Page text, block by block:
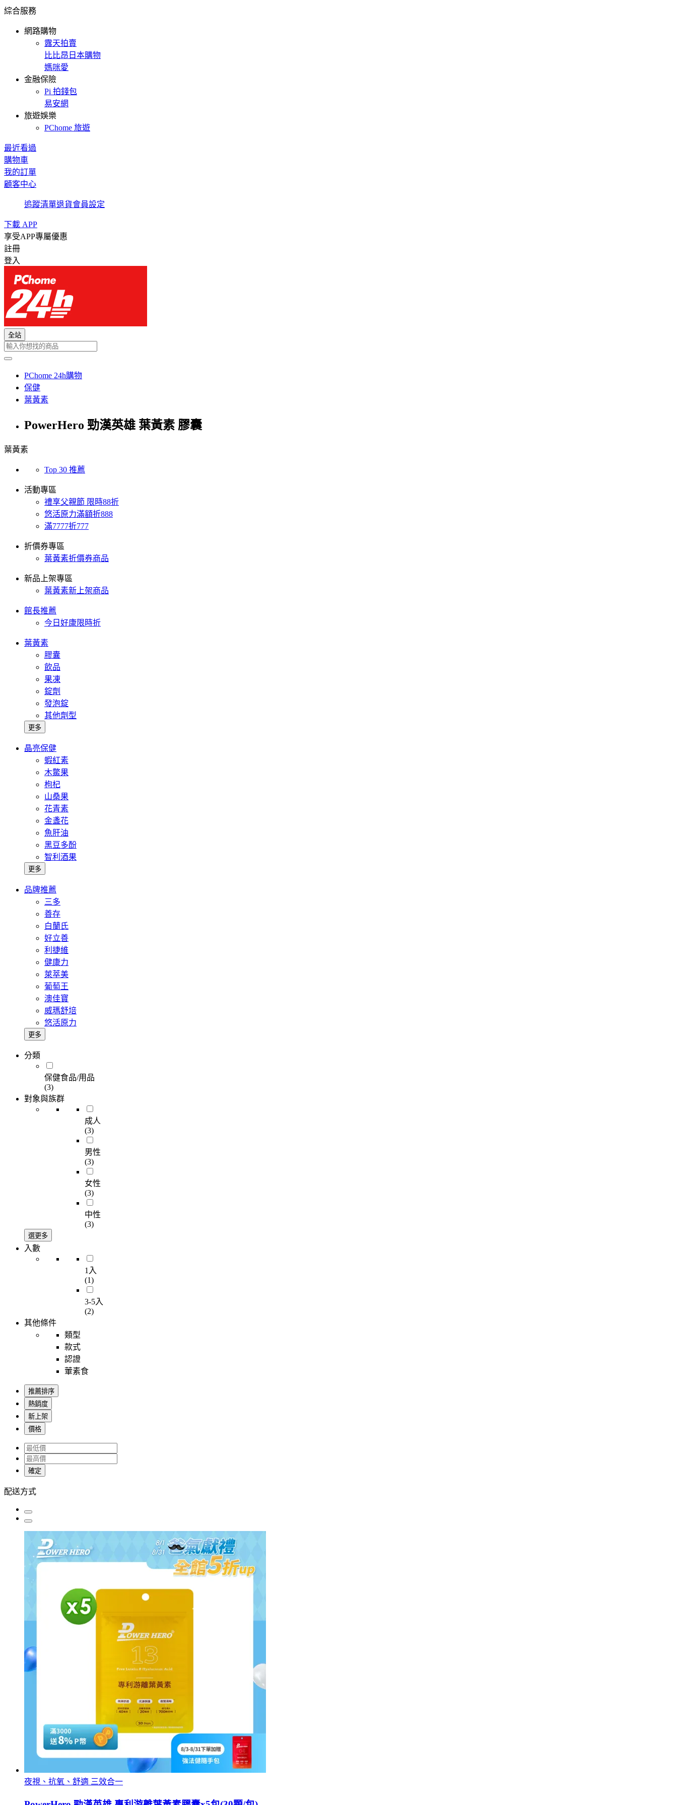
綜合服務
網路購物
露天拍賣
比比昂日本購物
媽咪愛
金融保險
Pi 拍錢包
易安網
旅遊娛樂
PChome 旅遊
最近看過
購物車
我的訂單
顧客中心
追蹤清單退貨會員設定
下載 APP
享受APP專屬優惠
註冊
登入
全站
PChome 24h購物
保健
葉黃素
PowerHero 勁漢英雄 葉黃素 膠囊
葉黃素
Top 30 推薦
活動專區
禮享父親節 限時88折
悠活原力滿額折888
滿7777折777
折價券專區
葉黃素折價券商品
新品上架專區
葉黃素新上架商品
館長推薦
今日好康限時折
葉黃素
膠囊
飲品
果凍
錠劑
發泡錠
其他劑型
更多
晶亮保健
蝦紅素
木鱉果
枸杞
山桑果
花青素
金盞花
魚肝油
黑豆多酚
智利酒果
更多
品牌推薦
三多
善存
白蘭氏
好立善
利捷維
健康力
萊萃美
葡萄王
澳佳寶
威瑪舒培
悠活原力
更多
分類
保健食品/用品
(3)
對象與族群
成人
(3)
男性
(3)
女性
(3)
中性
(3)
選更多
入數
1入
(1)
3-5入
(2)
其他條件
類型
款式
認證
葷素食
推薦排序
熱銷度
新上架
價格
確定
配送方式
夜視、抗氧、舒適 三效合一